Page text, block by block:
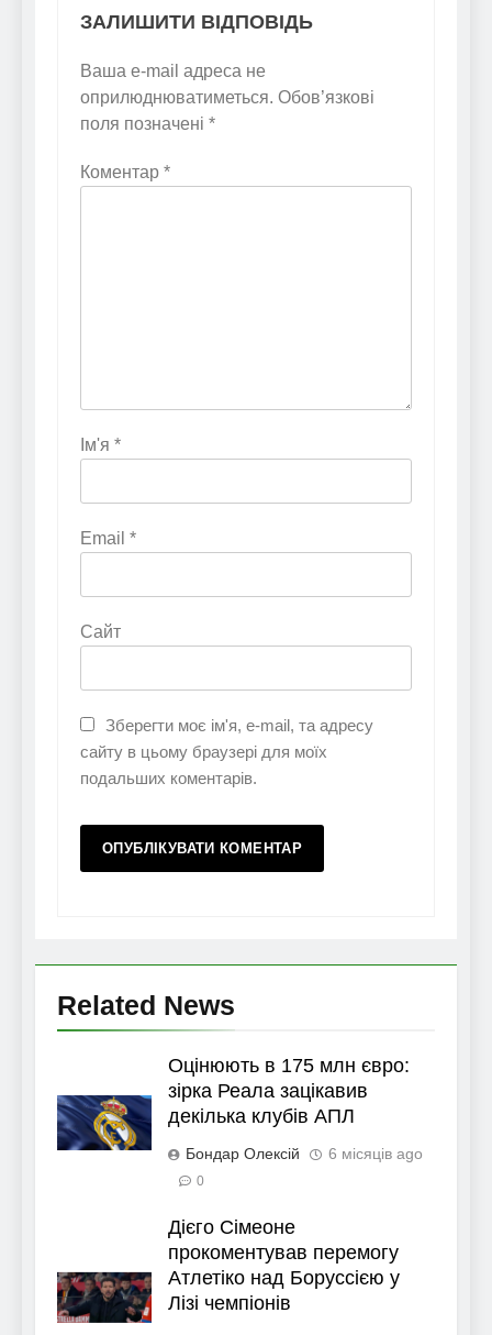
ЗАЛИШИТИ ВІДПОВІДЬ
Ваша e-mail адреса не
оприлюднюватиметься. Обов’язкові
поля позначені *
Коментар *
Ім'я *
Email *
Сайт
Зберегти моє ім'я, e-mail, та адресу
сайту в цьому браузері для моїх
подальших коментарів.
Related News
Оцінюють в 175 млн євро:
зірка Реала зацікавив
декілька клубів АПЛ
Бондар Олексій 6 місяців ago
0
Дієго Сімеоне
прокоментував перемогу
Атлетіко над Боруссією у
Лізі чемпіонів